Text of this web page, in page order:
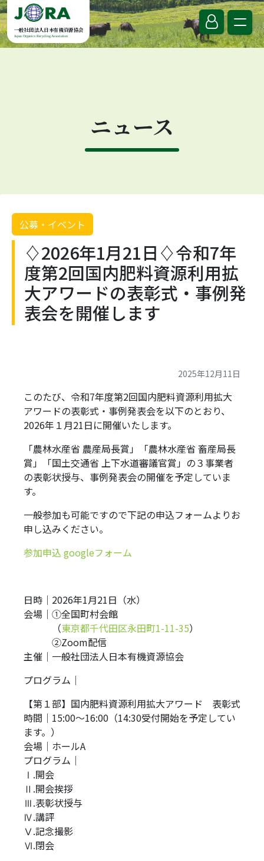
Skip to content
一般社団法人日本有機資源協会
Japan Organics Recycling Association
ニュース
公募・イベント
♢2026年1月21日♢令和7年
度第2回国内肥料資源利用拡
大アワードの表彰式・事例発
表会を開催します
2025年12月11日
このたび、令和7年度第2回国内肥料資源利用拡大
アワードの表彰式・事例発表会を以下のとおり、
2026年１月21日に開催いたします。
「農林水産省 農産局長賞」「農林水産省 畜産局長
賞」「国土交通省 上下水道審議官賞」の３事業者
の表彰状授与、事例発表会の開催を予定していま
す。
一般参加も可能ですので下記の申込フォームよりお
申し込みください。
参加申込 googleフォーム
日時｜2026年1月21日（水）
会場｜①全国町村会館
（東京都千代田区永田町1-11-35）
②Zoom配信
主催｜一般社団法人日本有機資源協会
プログラム｜
【第１部】国内肥料資源利用拡大アワード 表彰式
時間｜15:00～16:00（14:30受付開始を予定してい
ます。）
会場｜ホールA
プログラム｜
Ⅰ.開会
Ⅱ.開会挨拶
Ⅲ.表彰状授与
Ⅳ.講評
Ⅴ.記念撮影
Ⅵ.閉会